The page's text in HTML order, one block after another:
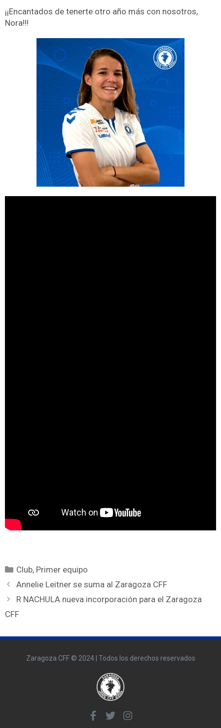
¡¡Encantados de tenerte otro año más con nosotros,
Nora!!!
Club, Primer equipo
Annelie Leitner se suma al Zaragoza CFF
R NACHULA nueva incorporación para el Zaragoza
CFF
Zaragoza CFF © 2024 | Todos los derechos reservados